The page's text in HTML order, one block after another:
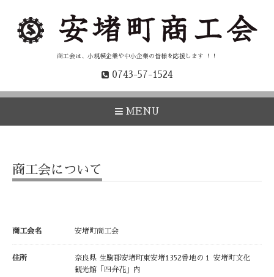
商工会は、小規模企業や中小企業の皆様を応援します ！！
0743-57-1524
MENU
商工会について
商工会名 安堵町商工会
住所
奈良県 生駒郡安堵町東安堵1352番地の１ 安堵町文化
観光館「四弁花」内